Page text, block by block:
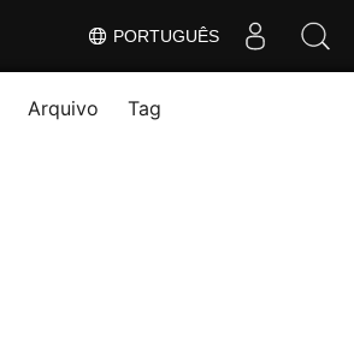
PORTUGUÊS
Arquivo Tag